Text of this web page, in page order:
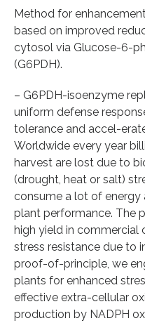
Method for
based on improved
cytosol via Glucose-6-
(G6PDH).
– G6PDH-isoenzyme
uniform defense
tolerance and accel-
Worldwide every year
harvest are lost due to
(drought, heat or salt)
consume a lot of
plant performance. The
high yield in commercial
stress resistance due to
proof-of-principle, we
plants for enhanced
effective extra-cellular
production by NADPH